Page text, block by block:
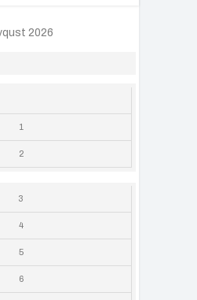
2026
1
2
3
4
5
6